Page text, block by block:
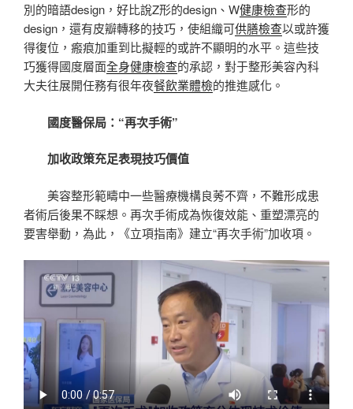
別的暗語design，好比說Z形的design、W健康檢查形的
design，還有皮瓣轉移的技巧，使組織可供膳檢查以或許獲
得復位，瘢痕加重到比擬輕的或許不顯明的水平。這些技
巧獲得國度層面全身健康檢查的承認，對于整形美容內科
大夫往展開任務有很年夜餐飲業體檢的推進感化。
國度醫保局：“再次手術”
加收政策充足表現技巧價值
美容整形範疇中一些醫療機構良莠不齊，不難形成患
者術后後果不睬想。再次手術成為恢復效能、重塑漂亮的
要害舉動，為此，《立項指南》建立“再次手術”加收項。